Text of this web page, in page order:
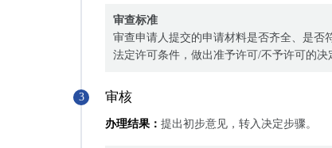
审查标准
审查申请人提交的申请材料是否齐全、是否
法定许可条件，做出准予许可/不予许可的决
3 审核
办理结果： 提出初步意见，转入决定步骤。